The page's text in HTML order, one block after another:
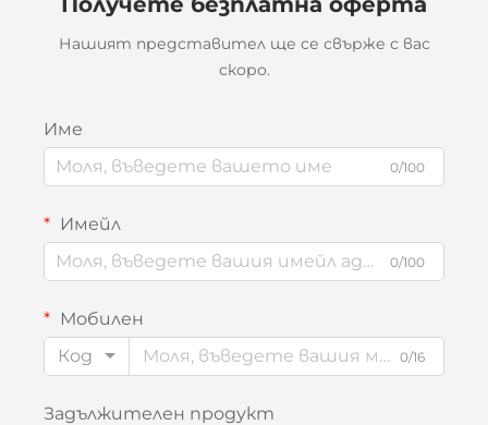
Нашият представител ще се свърже с вас
скоро.
Име
0/100
Имейл
0/100
Мобилен
Код
0/16
Задължителен продукт